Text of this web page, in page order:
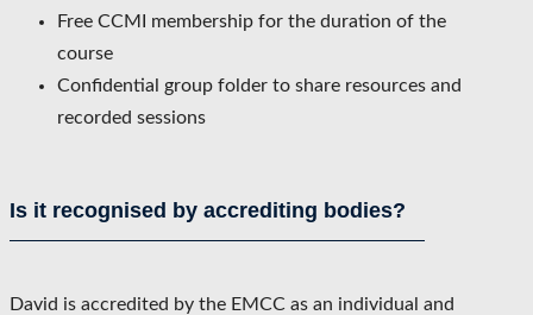
Free CCMI membership for the duration of the
course
Confidential group folder to share resources and
recorded sessions
Is it recognised by accrediting bodies?
David is accredited by the EMCC as an individual and